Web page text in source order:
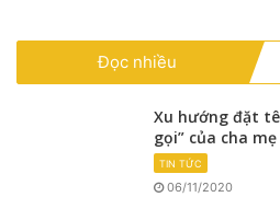
Đọc nhiều
Xu hướng đặt
gọi” của cha
TIN TỨC
06/11/2020